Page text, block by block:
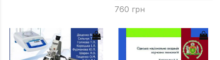
760 грн